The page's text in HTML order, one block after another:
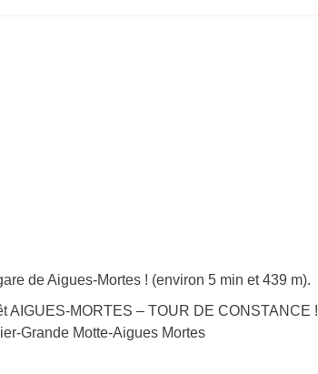
de Aigues-Mortes ! (environ 5 min et 439 m).
AIGUES-MORTES – TOUR DE CONSTANCE !
Grande Motte-Aigues Mortes